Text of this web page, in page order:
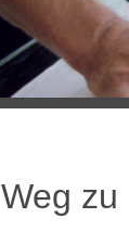
zu